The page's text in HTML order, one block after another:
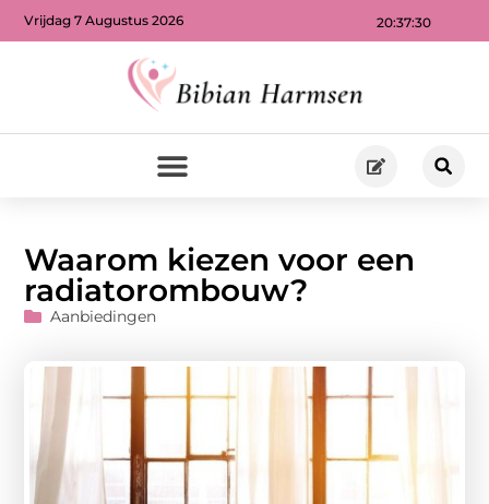
20:37:32
Vrijdag 7 Augustus 2026
Waarom kiezen voor een
radiatorombouw?
Aanbiedingen